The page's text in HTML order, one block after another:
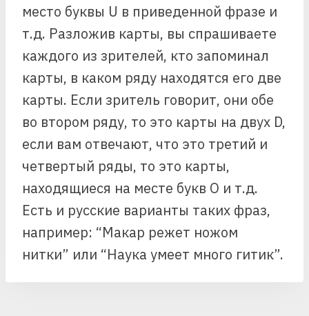
место буквы U в приведенной фразе и
т.д. Разложив карты, вы спрашиваете
каждого из зрителей, кто запоминал
карты, в каком ряду находятся его две
карты. Если зритель говорит, они обе
во втором ряду, то это карты на двух D,
если вам отвечают, что это третий и
четвертый ряды, то это карты,
находящиеся на месте букв О и т.д.
Есть и русские варианты таких фраз,
например: “Макар режет ножом
нитки” или “Наука умеет много гитик”.